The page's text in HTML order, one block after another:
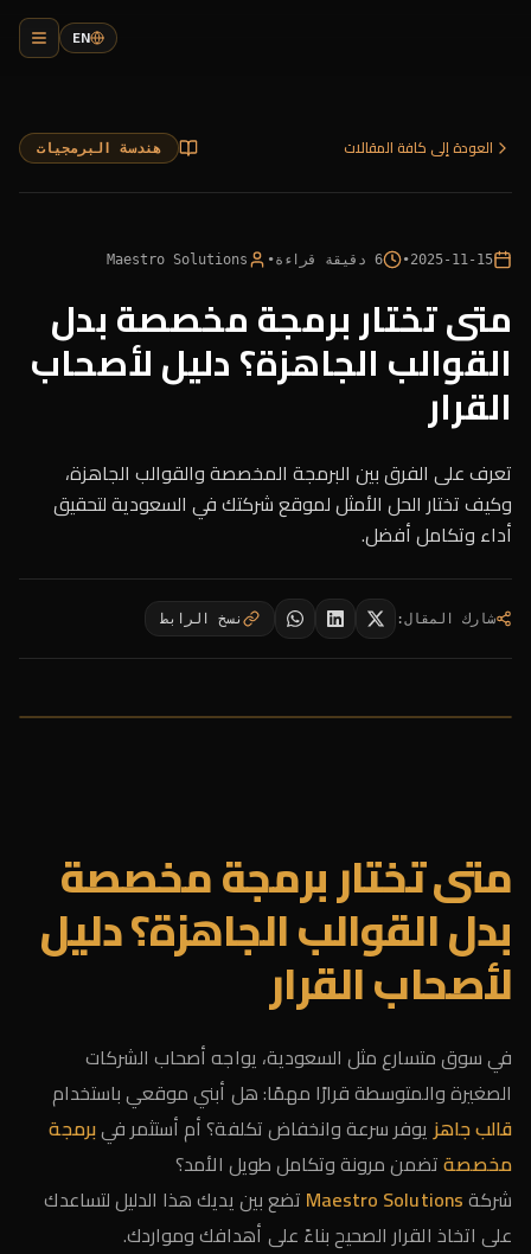
EN
العودة إلى كافة المقالات هندسة البرمجيات
2025-11-15
•
6 دقيقة قراءة•
Maestro Solutions
متى تختار برمجة مخصصة بدل
القوالب الجاهزة؟ دليل لأصحاب
القرار
تعرف على الفرق بين البرمجة المخصصة والقوالب الجاهزة،
وكيف تختار الحل الأمثل لموقع شركتك في السعودية لتحقيق
أداء وتكامل أفضل.
شارك المقال: نسخ الرابط
متى تختار برمجة مخصصة
بدل القوالب الجاهزة؟ دليل
لأصحاب القرار
في سوق متسارع مثل السعودية، يواجه أصحاب الشركات
الصغيرة والمتوسطة قرارًا مهمًا: هل أبني موقعي باستخدام
قالب جاهزيوفر سرعة وانخفاض تكلفة؟ أم أستثمر فيبرمجة
مخصصةتضمن مرونة وتكامل طويل الأمد؟
شركةMaestro Solutions تضع بين يديك هذا الدليل لتساعدك
على اتخاذ القرار الصحيح بناءً على أهدافك ومواردك.